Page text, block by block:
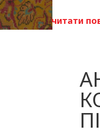
читати